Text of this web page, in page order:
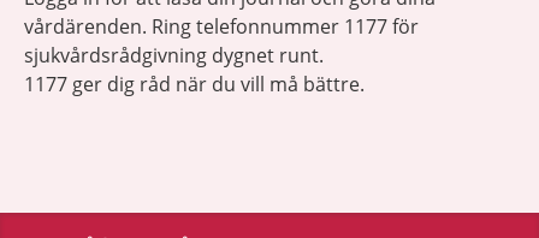
vårdärenden. Ring telefonnummer 1177 för
sjukvårdsrådgivning dygnet runt.
1177 ger dig råd när du vill må bättre.